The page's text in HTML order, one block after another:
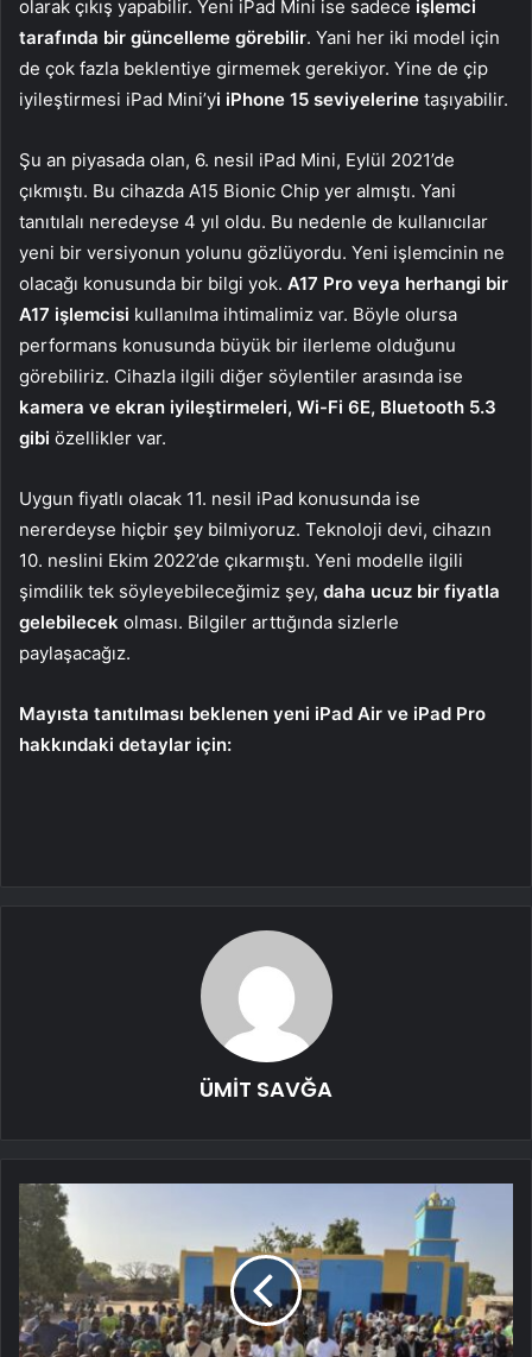
olarak çıkış yapabilir. Yeni iPad Mini ise sadece işlemci
tarafında bir güncelleme görebilir. Yani her iki model için
de çok fazla beklentiye girmemek gerekiyor. Yine de çip
iyileştirmesi iPad Mini’yi iPhone 15 seviyelerine taşıyabilir.
Şu an piyasada olan, 6. nesil iPad Mini, Eylül 2021’de
çıkmıştı. Bu cihazda A15 Bionic Chip yer almıştı. Yani
tanıtılalı neredeyse 4 yıl oldu. Bu nedenle de kullanıcılar
yeni bir versiyonun yolunu gözlüyordu. Yeni işlemcinin ne
olacağı konusunda bir bilgi yok. A17 Pro veya herhangi bir
A17 işlemcisi kullanılma ihtimalimiz var. Böyle olursa
performans konusunda büyük bir ilerleme olduğunu
görebiliriz. Cihazla ilgili diğer söylentiler arasında ise
kamera ve ekran iyileştirmeleri, Wi-Fi 6E, Bluetooth 5.3
gibi özellikler var.
Uygun fiyatlı olacak 11. nesil iPad konusunda ise
nererdeyse hiçbir şey bilmiyoruz. Teknoloji devi, cihazın
10. neslini Ekim 2022’de çıkarmıştı. Yeni modelle ilgili
şimdilik tek söyleyebileceğimiz şey, daha ucuz bir fiyatla
gelebilecek olması. Bilgiler arttığında sizlerle
paylaşacağız.
Mayısta tanıtılması beklenen yeni iPad Air ve iPad Pro
hakkındaki detaylar için:
ÜMİT SAVĞA